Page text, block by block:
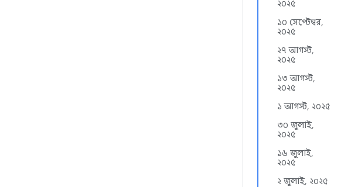
২০২৫
১০ সেপ্টেম্বর,
২০২৫
২৭ আগস্ট,
২০২৫
১৩ আগস্ট,
২০২৫
১ আগস্ট, ২০২৫
৩০ জুলাই,
২০২৫
১৬ জুলাই,
২০২৫
২ জুলাই, ২০২৫